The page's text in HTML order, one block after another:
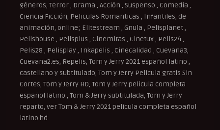
géneros, Terror , Drama , Acción , Suspenso , Comedia ,
Ciencia Ficción, Peliculas Romanticas , Infantiles, de
animación, online; Elitestream , Gnula , Pelisplanet ,
Pelishouse , Pelisplus , Cinemitas , Cinetux , Pelis24 ,
Pelis28 , Pelisplay , Inkapelis , Cinecalidad , Cuevana3,
Cuevana2.es, Repelis, Tom y Jerry 2021 español latino ,
castellano y subtitulado, Tom y Jerry Pelicula gratis Sin
Cortes, Tom y Jerry HD, Tom y Jerry pelicula completa
español latino , Tom & Jerry subtitulada, Tom y Jerry
reparto, ver Tom & Jerry 2021 pelicula completa español
latino hd